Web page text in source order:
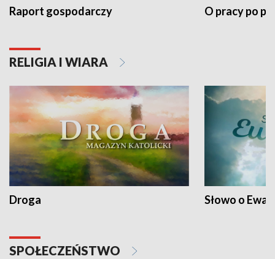
Raport gospodarczy O pracy po
RELIGIA I WIARA
Droga Słowo o
SPOŁECZEŃSTWO